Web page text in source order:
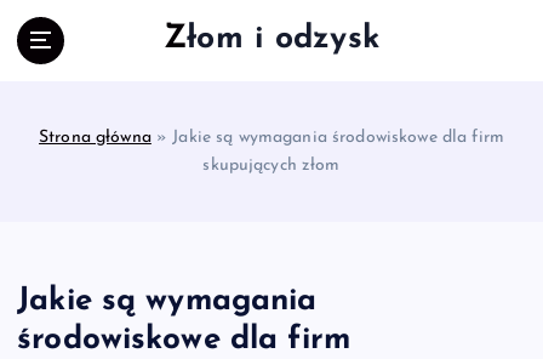
Złom i odzysk
Strona główna»Jakie są wymagania środowiskowe dla firm
skupujących złom
Jakie są wymagania
środowiskowe dla firm